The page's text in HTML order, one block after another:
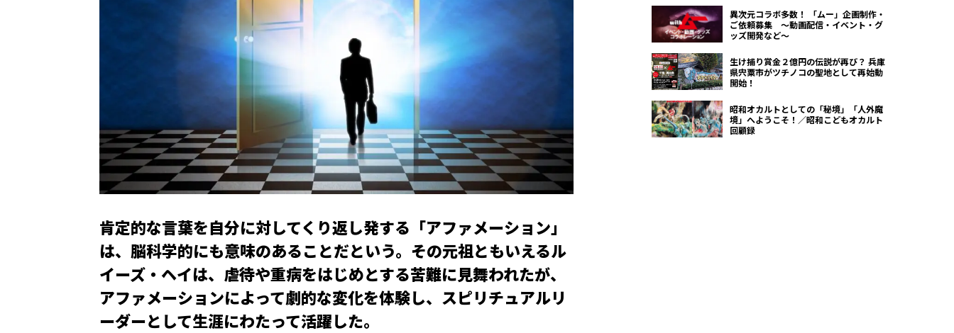
肯定的な言葉を自分に対してくり返し発する「アファメーション」
は、脳科学的にも意味のあることだという。その元祖ともいえるル
イーズ・ヘイは、虐待や重病をはじめとする苦難に見舞われたが、
アファメーションによって劇的な変化を体験し、スピリチュアルリ
ーダーとして生涯にわたって活躍した。
異次元コラボ多数！ 「ムー」企画制作・
ご依頼募集 ～動画配信・イベント・グ
ッズ開発など～
生け捕り賞金２億円の伝説が再び？ 兵庫
県宍粟市がツチノコの聖地として再始動
開始！
昭和オカルトとしての「秘境」「人外魔
境」へようこそ！／昭和こどもオカルト
回顧録